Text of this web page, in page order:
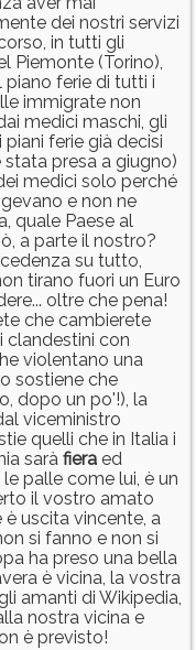
dei nostri servizi
in tutti gli
Piemonte (Torino),
piano ferie di tutti i
immigrate non
medici maschi, gli
ferie già decisi
presa a giugno)
medici solo perché
e non ne
quale Paese al
a parte il nostro?
su tutto,
tirano fuori un Euro
oltre che pena!
che cambierete
clandestini con
violentano una
sostiene che
dopo un po'!), la
viceministro
quelli che in Italia i
sarà fiera ed
palle come lui, è un
il vostro amato
uscita vincente, a
si fanno e non si
ha preso una bella
è vicina, la vostra
amanti di Wikipedia,
nostra vicina e
è previsto!